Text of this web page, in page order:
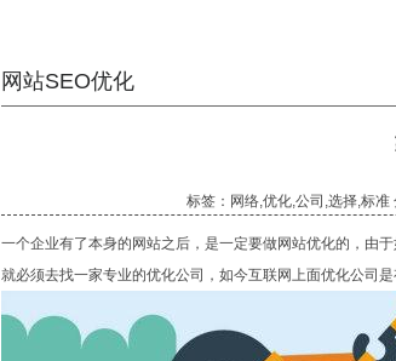
网站SEO优化
标签：网络,优化,公司,选择,标
一个企业有了本身的网站之后，是一定要做网站优化的，由
就必须去找一家专业的优化公司，如今互联网上面优化公司